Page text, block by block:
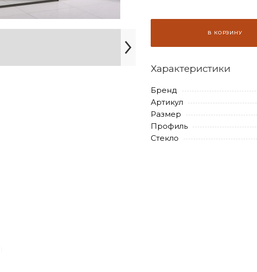
В КОРЗИНУ
Характеристики
Бренд
Артикул
Размер
Профиль
Стекло